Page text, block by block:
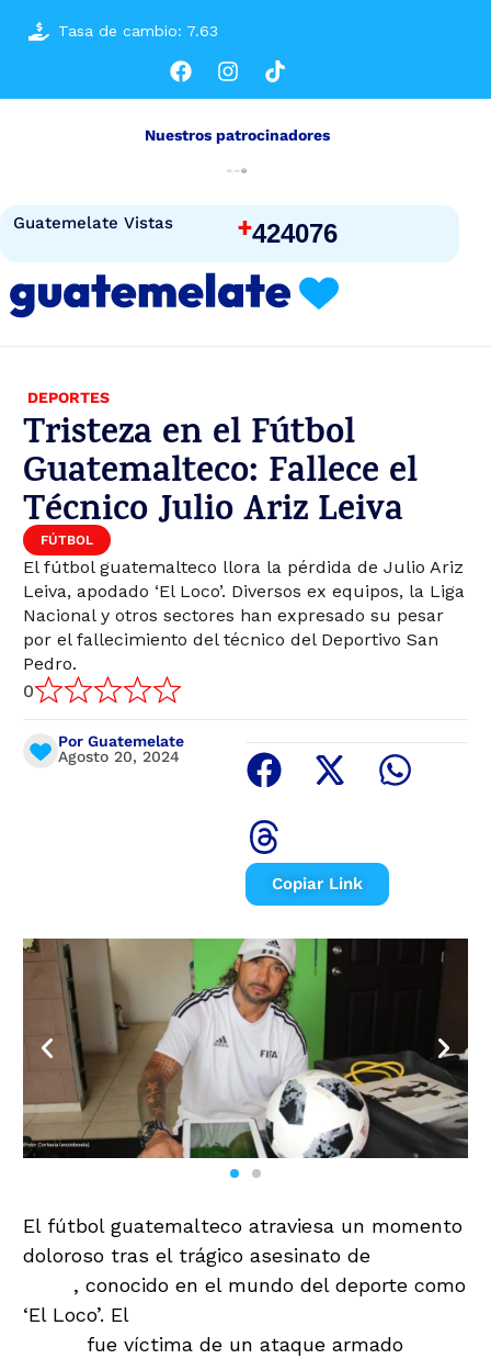
Tasa de cambio: 7.63
Guatemelate Vistas +424076
Nuestros patrocinadores
DEPORTES
Tristeza en el Fútbol
Guatemalteco: Fallece el
Técnico Julio Ariz Leiva
FÚTBOL
El fútbol guatemalteco llora la pérdida de Julio Ariz
Leiva, apodado ‘El Loco’. Diversos ex equipos, la Liga
Nacional y otros sectores han expresado su pesar
por el fallecimiento del técnico del Deportivo San
Pedro.
0
Por Guatemelate
Agosto 20, 2024
Copiar Link
El fútbol guatemalteco atraviesa un momento
doloroso tras el trágico asesinato de
, conocido en el mundo del deporte como
‘El Loco’. El
fue víctima de un ataque armado